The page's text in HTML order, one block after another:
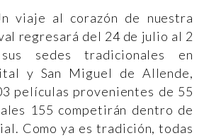
viaje al corazón de nuestra
regresará del 24 de julio al 2
sedes tradicionales en
y San Miguel de Allende,
películas provenientes de 55
155 competirán dentro de
Como ya es tradición, todas